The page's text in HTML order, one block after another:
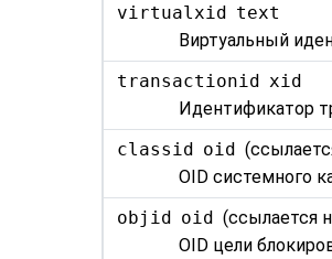
virtualxid text
Виртуальный
transactionid xid
Идентификатор
classid oid
OID системного
objid oid (ссылается
OID цели